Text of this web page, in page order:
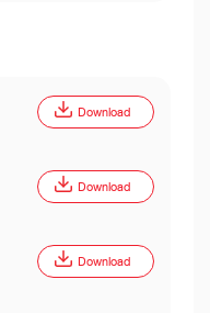
Download
Download
Download